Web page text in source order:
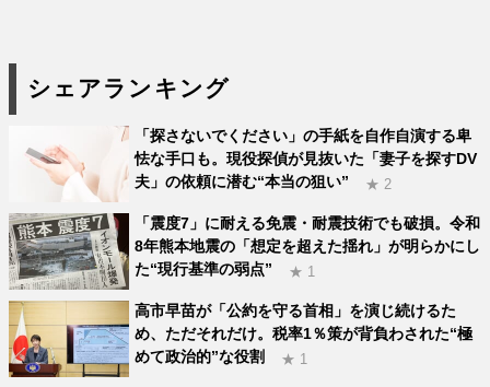
シェアランキング
「探さないでください」の手紙を自作自演する卑
怯な手口も。現役探偵が見抜いた「妻子を探すDV
夫」の依頼に潜む“本当の狙い”
★ 2
「震度7」に耐える免震・耐震技術でも破損。令和
8年熊本地震の「想定を超えた揺れ」が明らかにし
た“現行基準の弱点”
★ 1
高市早苗が「公約を守る首相」を演じ続けるた
め、ただそれだけ。税率1％策が背負わされた“極
めて政治的”な役割
★ 1